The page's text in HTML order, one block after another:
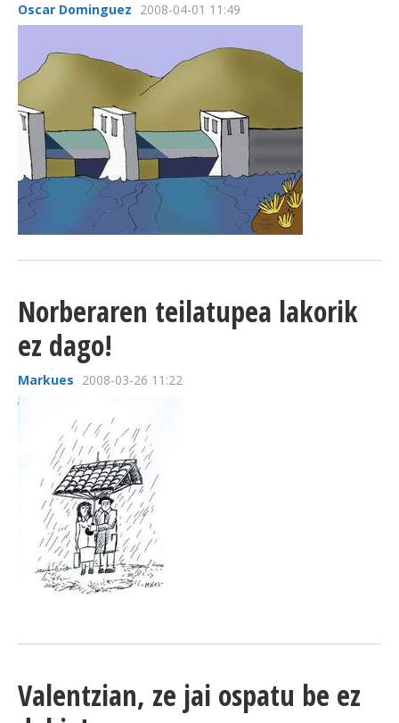
Oscar Dominguez 2008-04-01 11:49
Norberaren teilatupea lakorik
ez dago!
Markues 2008-03-26 11:22
Valentzian, ze jai ospatu be ez